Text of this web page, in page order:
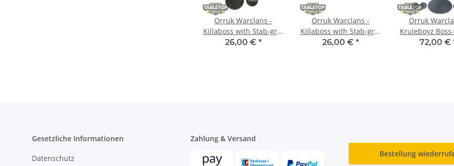
Orruk Warclans -
Killaboss with Stab-grot
- im Gussrahmen
26,00 € *
Orruk Warclans -
Killaboss with Stab-grot
- im Gussrahmen
26,00 € *
Orruk
Kruleboyz
im72,00 €
Gesetzliche Informationen
Datenschutz
Zahlung & Versand
Bestellung